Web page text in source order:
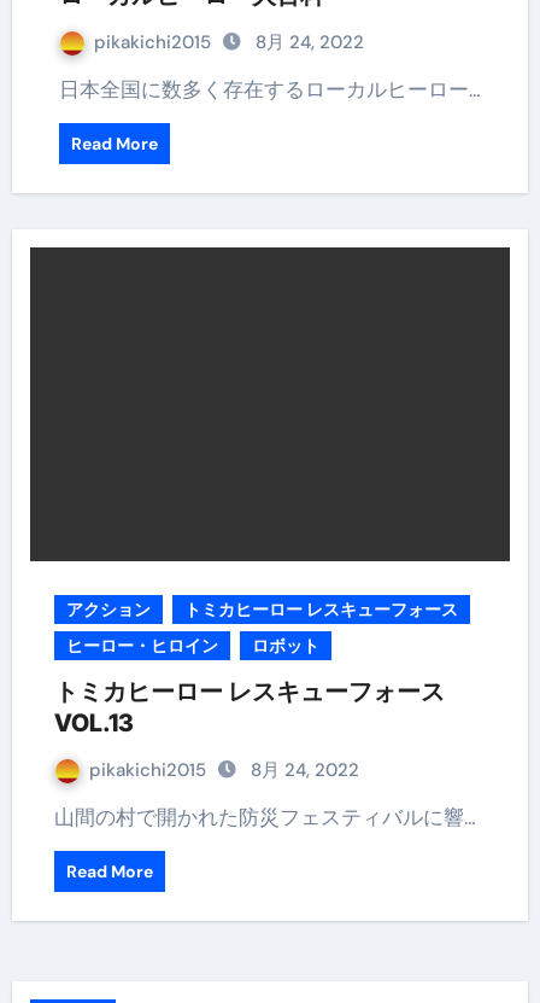
pikakichi2015 8月 24, 2022
日本全国に数多く存在するローカルヒーロー…
Read More
アクション
トミカヒーロー レスキューフォース
ヒーロー・ヒロイン
ロボット
トミカヒーロー レスキューフォース
VOL.13
pikakichi2015 8月 24, 2022
山間の村で開かれた防災フェスティバルに響…
Read More